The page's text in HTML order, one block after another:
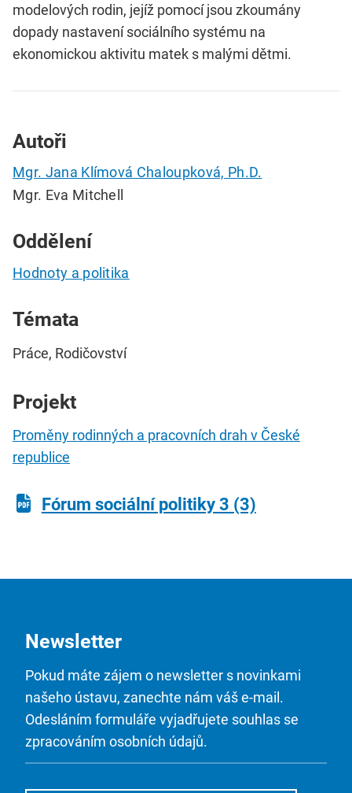
modelových rodin, jejíž pomocí jsou zkoumány
dopady nastavení sociálního systému na
ekonomickou aktivitu matek s malými dětmi.
Autoři
Mgr. Jana Klímová Chaloupková, Ph.D.
Mgr. Eva Mitchell
Oddělení
Hodnoty a politika
Témata
Práce, Rodičovství
Projekt
Proměny rodinných a pracovních drah v České
republice
Fórum sociální politiky 3 (3)
Newsletter
Pokud máte zájem o newsletter s novinkami
našeho ústavu, zanechte nám váš e-mail.
Odesláním formuláře vyjadřujete souhlas se
zpracováním osobních údajů.